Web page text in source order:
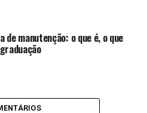
de manutenção: o que é, o que